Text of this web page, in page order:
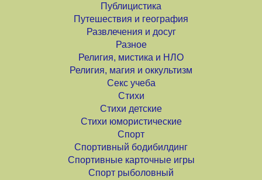
Публицистика
Путешествия и география
Развлечения и досуг
Разное
Религия, мистика и НЛО
Религия, магия и оккультизм
Секс учеба
Стихи
Стихи детские
Стихи юмористические
Спорт
Спортивный бодибилдинг
Спортивные карточные игры
Спорт рыболовный